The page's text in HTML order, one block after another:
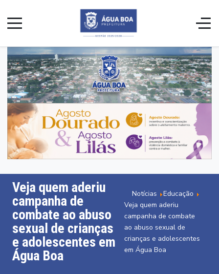
Veja quem aderiu
campanha de
combate ao abuso
sexual de crianças
e adolescentes em
Água Boa
Notícias
Educação
Veja quem aderiu
campanha de combate
ao abuso sexual de
crianças e adolescentes
em Água Boa